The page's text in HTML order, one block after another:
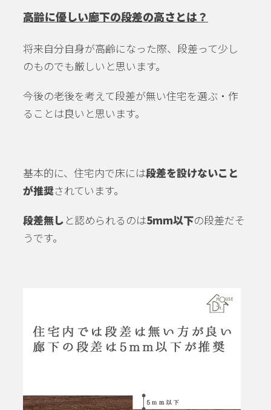
高齢に優しい廊下の段差の高さとは？
将来自分自身が高齢になった際、段差って少し
のものでも厳しいと思います。
今後の老後を考えて段差が無い住宅を選ぶ・作
ることは良いと思います。
基本的に、住宅内で床には段差を設けないこと
が推奨されています。
段差無し と認められるのは5ｍｍ以下の段差だそ
うです。